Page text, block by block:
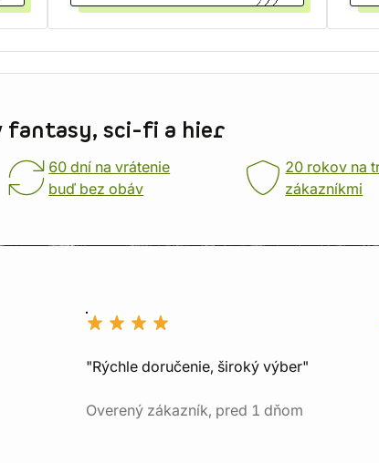
fantasy, sci-fi a hier
60 dní na vrátenie
buď bez obáv
20 rokov na
zákazníkmi
"Rýchle doručenie, široký výber"
Overený zákazník, pred 1 dňom